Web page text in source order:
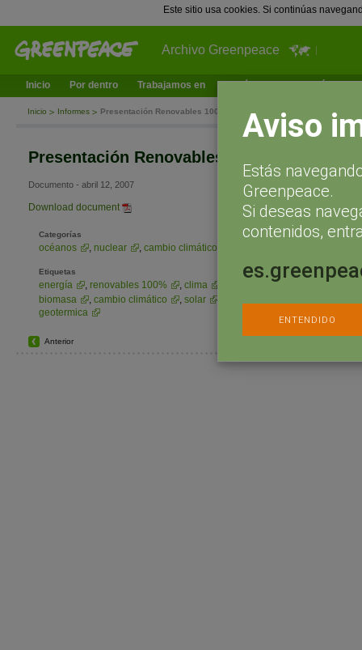
Este sitio usa cookies. Si continúas
Archivo Greenpeace
Inicio Por dentro Trabajamos en ¿Qué puedes hacer tú?
Inicio Informes Presentación Renovables 100%
Presentación Renovables 100%
Documento - abril 12, 2007
Download document
Categorías
océanos , nuclear , cambio climático
Etiquetas
energía , renovables 100% , clima fotovoltaica
biomasa
, cambio climático , solar
geotermica
Anterior
Aviso
Estás
Greenpeace.
Si deseas
contenidos,
ENTENDIDO